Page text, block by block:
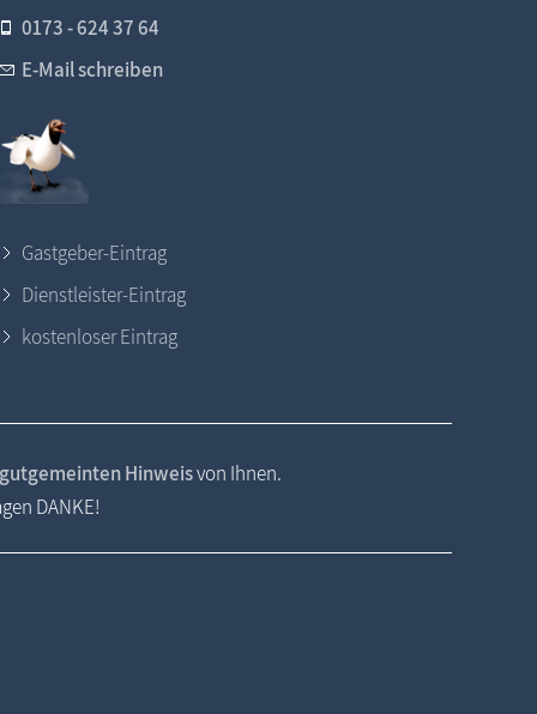
0173 - 624 37 64
E-Mail schreiben
Gastgeber-Eintrag
Dienstleister-Eintrag
kostenloser Eintrag
gutgemeinten Hinweisvon Ihnen.
DANKE!